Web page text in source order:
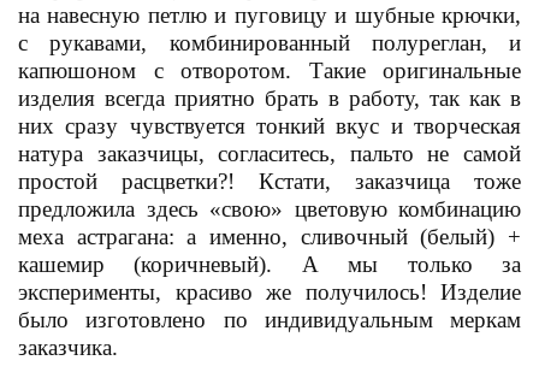
на навесную петлю и пуговицу и шубные крючки,
с рукавами, комбинированный полуреглан, и
капюшоном с отворотом. Такие оригинальные
изделия всегда приятно брать в работу, так как в
них сразу чувствуется тонкий вкус и творческая
натура заказчицы, согласитесь, пальто не самой
простой расцветки?! Кстати, заказчица тоже
предложила здесь «свою» цветовую комбинацию
меха астрагана: а именно, сливочный (белый) +
кашемир (коричневый). А мы только за
эксперименты, красиво же получилось! Изделие
было изготовлено по индивидуальным меркам
заказчика.